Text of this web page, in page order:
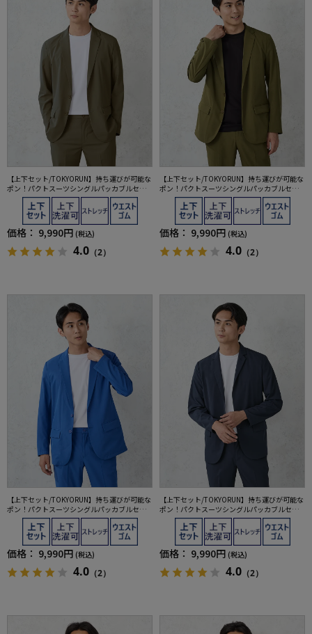
【上下セット/TOKYORUN】持ち運びが可能な
ポン！パクトスーツシングルパッカブルセッ
トアップ
価格： 9,990円 (税込)
4.0 （2）
【上下セット/TOKYORUN】持ち運びが可能な
ポン！パクトスーツシングルパッカブルセッ
トアップ
価格： 9,990円 (税込)
4.0 （2）
【上下セット/TOKYORUN】持ち運びが可能な
ポン！パクトスーツシングルパッカブルセッ
トアップ
価格： 9,990円 (税込)
4.0 （2）
【上下セット/TOKYORUN】持ち運びが可能な
ポン！パクトスーツシングルパッカブルセッ
トアップ
価格： 9,990円 (税込)
4.0 （2）